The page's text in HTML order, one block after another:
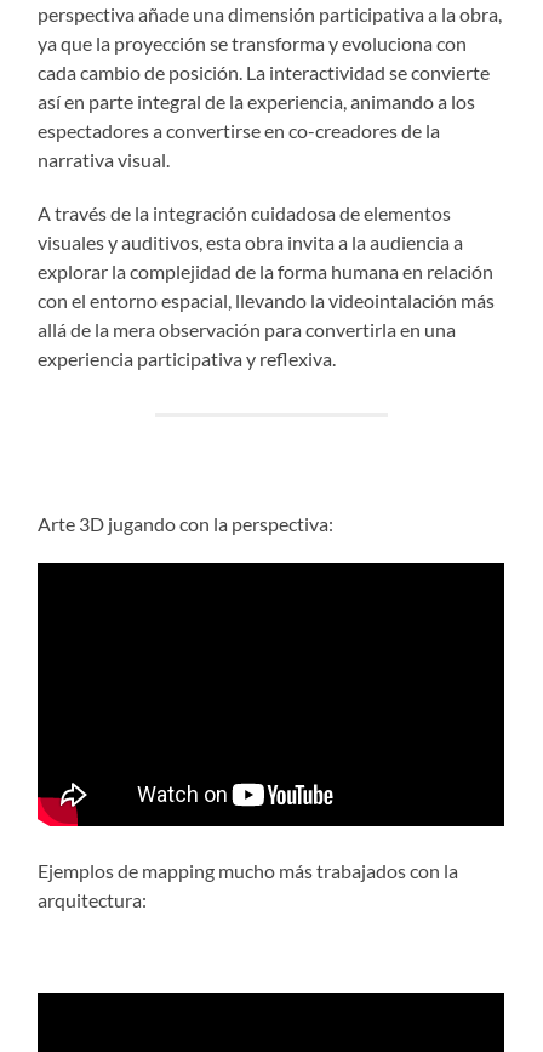
perspectiva añade una dimensión participativa a la obra,
ya que la proyección se transforma y evoluciona con
cada cambio de posición. La interactividad se convierte
así en parte integral de la experiencia, animando a los
espectadores a convertirse en co-creadores de la
narrativa visual.
A través de la integración cuidadosa de elementos
visuales y auditivos, esta obra invita a la audiencia a
explorar la complejidad de la forma humana en relación
con el entorno espacial, llevando la videointalación más
allá de la mera observación para convertirla en una
experiencia participativa y reflexiva.
Arte 3D jugando con la perspectiva:
Ejemplos de mapping mucho más trabajados con la
arquitectura: